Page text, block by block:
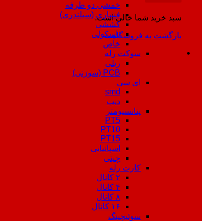
سبد خرید شما خالی است.
بازگشت به فروشگاه
خمشی دو طرفه
فشاری (سیلندری)
کششی
باسکولی
خاص
سوکت رله
ریلی
PCB (سوزنی)
ای سی
smd
دیپ
پتانسیومتر
PT5
PT10
PT15
اسپانیایی
چینی
کارت رله
۲ کانال
۴ کانال
۸ کانال
۱۶ کانال
سوئیچینگ